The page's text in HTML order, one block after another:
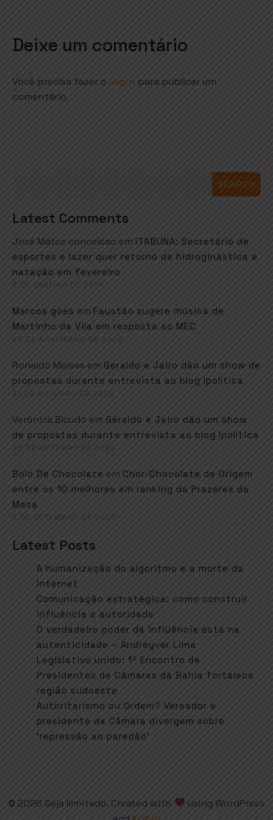
Deixe um comentário
Você precisa fazer o login para publicar um
comentário.
SEARCH
Latest Comments
José Matos conceicao em ITABUNA: Secretário de
esportes e lazer quer retorno de hidroginástica e
natação em fevereiro
6 DE JANEIRO DE 2021
Marcos goes em Faustão sugere música de
Martinho da Vila em resposta ao MEC
26 DE NOVEMBRO DE 2020
Ronaldo Moises em Geraldo e Jairo dão um show de
propostas durante entrevista ao blog Ipolítica
31 DE OUTUBRO DE 2020
Verônica Bicudo em Geraldo e Jairo dão um show
de propostas durante entrevista ao blog Ipolítica
30 DE OUTUBRO DE 2020
Bolo De Chocolate em Chor-Chocolate de Origem
entre os 10 melhores em ranking da Prazeres da
Mesa
3 DE SETEMBRO DE 2020
Latest Posts
A humanização do algoritmo e a morte da
internet
Comunicação estratégica: como construir
influência e autoridade
O verdadeiro poder da influência está na
autenticidade – Andreyver Lima
Legislativo unido: 1º Encontro de
Presidentes de Câmaras da Bahia fortalece
região sudoeste
Autoritarismo ou Ordem? Vereador e
presidente da Câmara divergem sobre
‘repressão ao paredão’
© 2026 Seja Ilimitado. Created with
using WordPress